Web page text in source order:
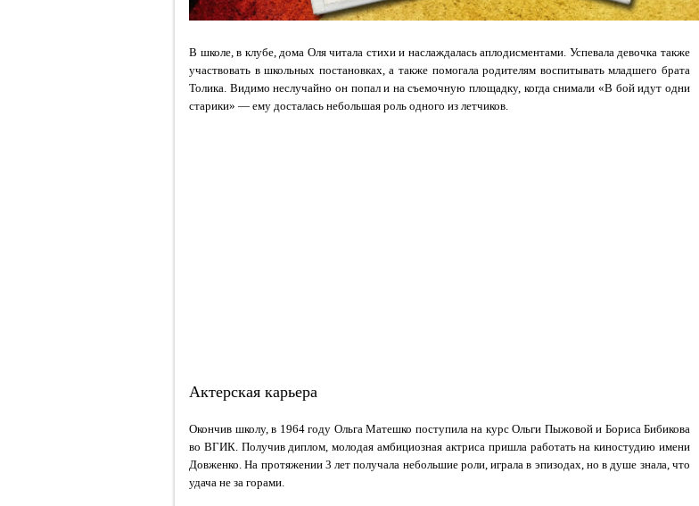
В школе, в клубе, дома Оля читала стихи и наслаждалась аплодисментами. Успевала девочка также
участвовать в школьных постановках, а также помогала родителям воспитывать младшего брата
Толика. Видимо неслучайно он попал и на съемочную площадку, когда снимали «В бой идут одни
старики» — ему досталась небольшая роль одного из летчиков.
Актерская карьера
Окончив школу, в 1964 году Ольга Матешко поступила на курс Ольги Пыжовой и Бориса Бибикова
во ВГИК. Получив диплом, молодая амбициозная актриса пришла работать на киностудию имени
Довженко. На протяжении 3 лет получала небольшие роли, играла в эпизодах, но в душе знала, что
удача не за горами.